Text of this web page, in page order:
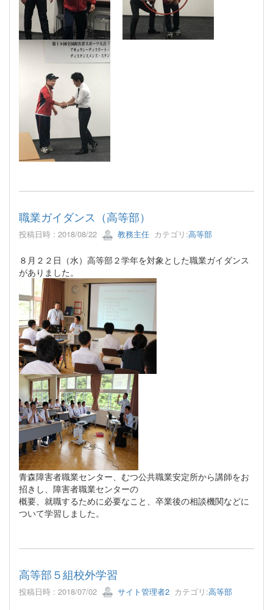
職業ガイダンス（高等部）
投稿日時 : 2018/08/22 教務主任 カテゴリ:高等部
８月２２日（水）高等部２学年を対象とした職業ガイダンス
がありました。
青森障害者職業センター、むつ公共職業安定所から講師をお
招きし、障害者職業センターの
概要、就職するために必要なこと、卒業後の相談機関などに
ついて学習しました。
高等部５組校外学習
投稿日時 : 2018/07/02 サイト管理者2 カテゴリ:高等部